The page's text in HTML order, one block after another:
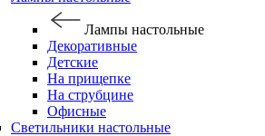
Лампы настольные
Декоративные
Детские
На прищепке
На струбцине
Офисные
Светильники настольные